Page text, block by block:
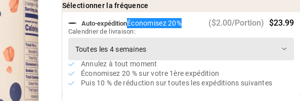
Shop All Protéines Véganes
Riche en protéines, riche en fibres et faible en sucre
Favorise la masse musculaire maigre, une énergie stable et
une digestion optimale
Sans soja, sans OGM, sans additifs
arômes naturels, sel marin, sucre de canne fermenté (Reb-M)
Sélectionner la fréquence
Auto-expéditionÉconomisez 20% ($2.00/Portion) $23.99
Calendrier de livraison:
Annulez à tout moment
Économisez 20 % sur votre 1ère expédition
Puis 10 % de réduction sur toutes les expéditions suivantes